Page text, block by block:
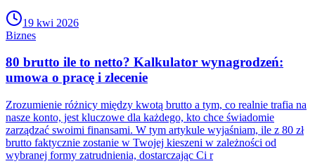
19 kwi 2026
Biznes
80 brutto ile to netto? Kalkulator wynagrodzeń:
umowa o pracę i zlecenie
Zrozumienie różnicy między kwotą brutto a tym, co realnie trafia na
nasze konto, jest kluczowe dla każdego, kto chce świadomie
zarządzać swoimi finansami. W tym artykule wyjaśniam, ile z 80 zł
brutto faktycznie zostanie w Twojej kieszeni w zależności od
wybranej formy zatrudnienia, dostarczając Ci r